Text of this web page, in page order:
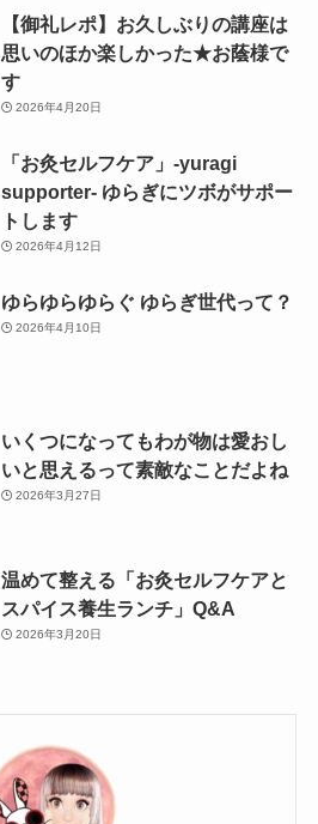
【御礼レポ】お久しぶりの講座は
思いのほか楽しかった★お蔭様で
す
2026年4月20日
「お灸セルフケア」-yuragi
supporter- ゆらぎにツボがサポー
トします
2026年4月12日
ゆらゆらゆらぐ ゆらぎ世代って？
2026年4月10日
いくつになってもわが物は愛おし
いと思えるって素敵なことだよね
2026年3月27日
温めて整える「お灸セルフケアと
スパイス養生ランチ」Q&A
2026年3月20日